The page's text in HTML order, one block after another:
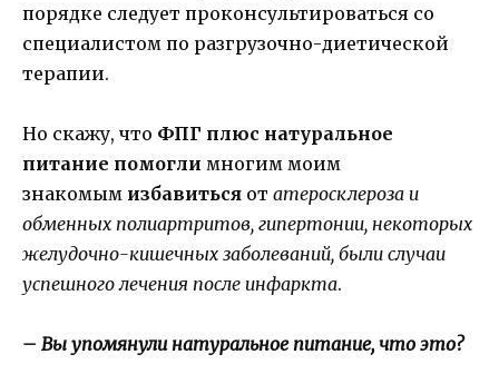
порядке следует проконсультироваться со
специалистом по разгрузочно-диетической
терапии.
Но скажу, что ФПГ плюс натуральное
питание помогли многим моим
знакомым избавиться от атеросклероза и
обменных полиартритов, гипертонии, некоторых
желудочно-кишечных заболеваний, были случаи
успешного лечения после инфаркта.
– Вы упомянули натуральное питание, что это?